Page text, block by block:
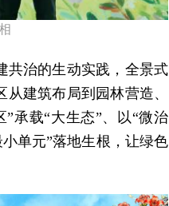
共治的生动实践，全景式
建筑布局到园林营造、
承载“大生态”、以“微治
单元”落地生根，让绿色